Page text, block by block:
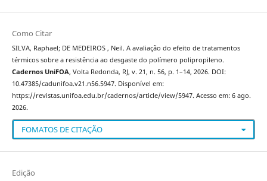
Como Citar
SILVA, Raphael; DE MEDEIROS , Neil. A avaliação do efeito de tratamentos
térmicos sobre a resistência ao desgaste do polímero polipropileno.
Cadernos UniFOA, Volta Redonda, RJ, v. 21, n. 56, p. 1–14, 2026. DOI:
10.47385/cadunifoa.v21.n56.5947. Disponível em:
https://revistas.unifoa.edu.br/cadernos/article/view/5947. Acesso em: 6 ago.
2026.
FOMATOS DE CITAÇÃO
Edição